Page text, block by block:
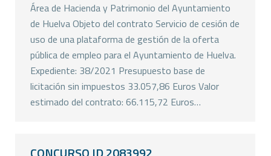
Área de Hacienda y Patrimonio del Ayuntamiento
de Huelva Objeto del contrato Servicio de cesión de
uso de una plataforma de gestión de la oferta
pública de empleo para el Ayuntamiento de Huelva.
Expediente: 38/2021 Presupuesto base de
licitación sin impuestos 33.057,86 Euros Valor
estimado del contrato: 66.115,72 Euros…